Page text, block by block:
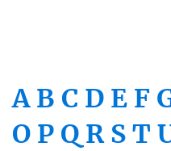
A B C D E F
O P Q R S T